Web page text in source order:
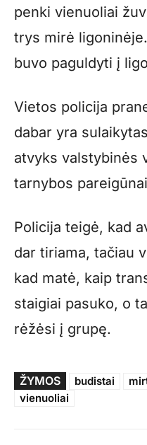
penki vienuoliai
trys mirė
buvo paguldyti į
Vietos policija
dabar yra
atvyks valstybinės
tarnybos
Policija teigė, kad
dar tiriama, tačiau
kad matė, kaip
staigiai pasuko, o
rėžėsi į grupę.
ŽYMOS budistai
vienuoliai